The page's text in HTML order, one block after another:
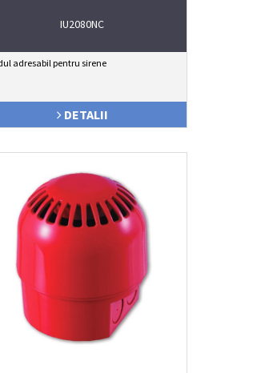
IU2080NC
adresabil pentru sirene
DETALII